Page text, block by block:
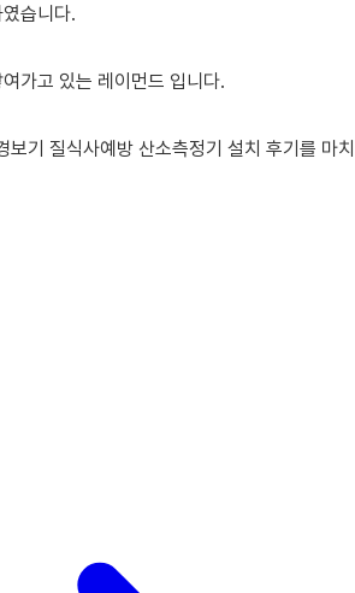
습니다.
가고 있는 레이먼드 입니다.
보기 질식사예방 산소측정기 설치 후기를 마치